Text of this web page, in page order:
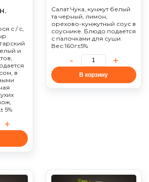
с / с,
и
в
5%
Салат Чука, кунжут белый
та черный, лимон,
орехово-кунжутный соус в
соуснике. Блюдо подается
с палочками для суши.
Вес:160г±5%
В корзину